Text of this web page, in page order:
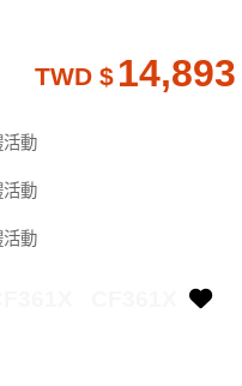
14,893
TWD $
活動
活動
活動